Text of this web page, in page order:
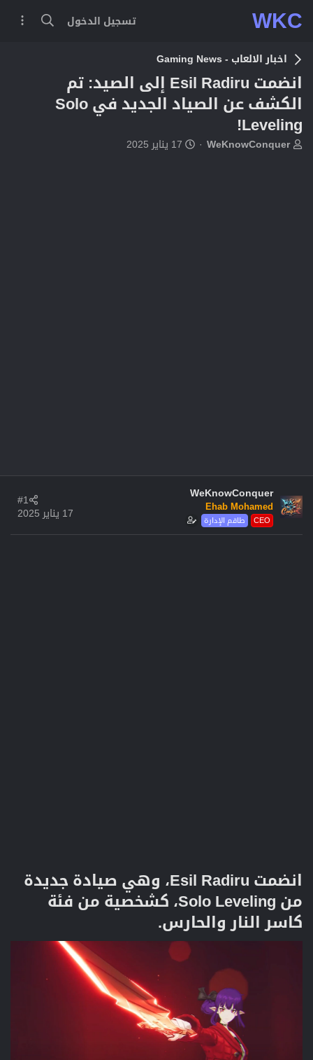
WKC تسجيل الدخول
اخبار الالعاب - Gaming News
انضمت Esil Radiru إلى الصيد: تم
الكشف عن الصياد الجديد في Solo
Leveling!
بWeKnowConquer
ت17 يناير 2025
WeKnowConquer
Ehab Mohamed
طاقم الإدارة CEO
17 يناير 2025
#1
انضمت Esil Radiru، وهي صيادة جديدة
من Solo Leveling، كشخصية من فئة
كاسر النار والحارس.​